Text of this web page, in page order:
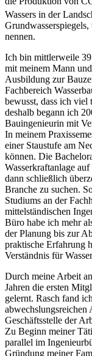
Wassers in der
nennen.
Ich bin mittlerweile
mit meinem Mann
Ausbildung zur
Fachbereich
bewusst, dass ich viel
deshalb begann ich
Bauingenieurin mit
In meinem
einer Staustufe am
können. Die
Wasserkraftanlage
dann schließlich
Branche zu suchen.
Studiums an der
mittelständischen
Büro habe ich mehr
der Planung bis zur
praktische Erfahrung
Verständnis für
Durch meine Arbeit
Jahren die ersten
gelernt. Rasch fand
Geschäftsstelle der
Zu Beginn meiner
parallel im
Gründung meiner